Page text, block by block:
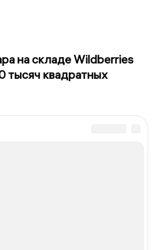
на складе Wildberries
тысяч квадратных